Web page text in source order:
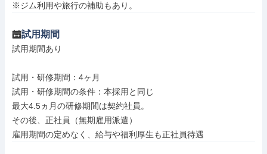
※ジム利用や旅行の補助もあり。
試用期間
試用期間あり
試用・研修期間：4ヶ月
試用・研修期間の条件：本採用と同じ
最大4.5ヵ月の研修期間は契約社員。
その後、正社員（無期雇用派遣）